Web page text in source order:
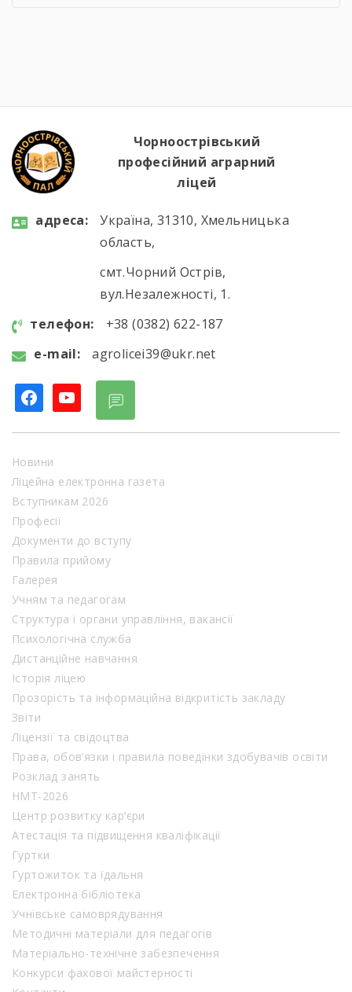
аграрним виробництвом. Під час екскурсії
зерносховище, машинно-тракторний парк,
ферму великої рогатої […]
Чорноострівський
професійний аграрний
ліцей
aдресa:
Україна, 31310, Хмельницька
область,
смт.Чорний Острів,
вул.Незалежності, 1.
телефон:
+38 (0382) 622-187
e-mail:
agrolicei39@ukr.net
facebookyoutube
Новини
Ліцейна електронна газета
Вступникам 2026
Професії
Документи до вступу
Правила прийому
Галерея
Учням та педагогам
Структура і органи управління, вакансії
Психологічна служба
Дистанційне навчання
Історія ліцею
Прозорість та інформаційна відкритість закладу
Звіти
Ліцензії та свідоцтва
Права, обов’язки і правила поведінки здобувачів освіти
Розклад занять
НМТ-2026
Центр розвитку кар’єри
Атестація та підвищення кваліфікації
Гуртки
Гуртожиток та їдальня
Електронна бібліотека
Учнівське самоврядування
Методичні матеріали для педагогів
Матеріально-технічне забезпечення
Конкурси фахової майстерності